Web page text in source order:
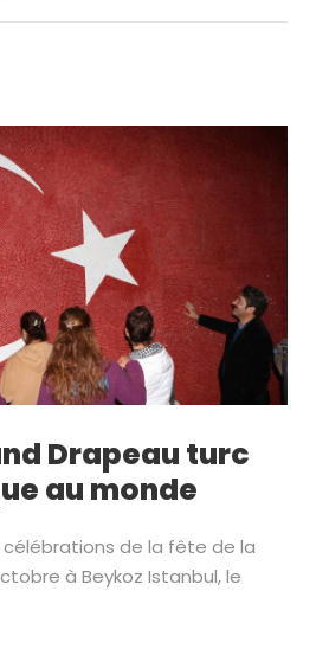
Drapeau turc
au monde
célébrations de la fête de la
à Beykoz Istanbul, le